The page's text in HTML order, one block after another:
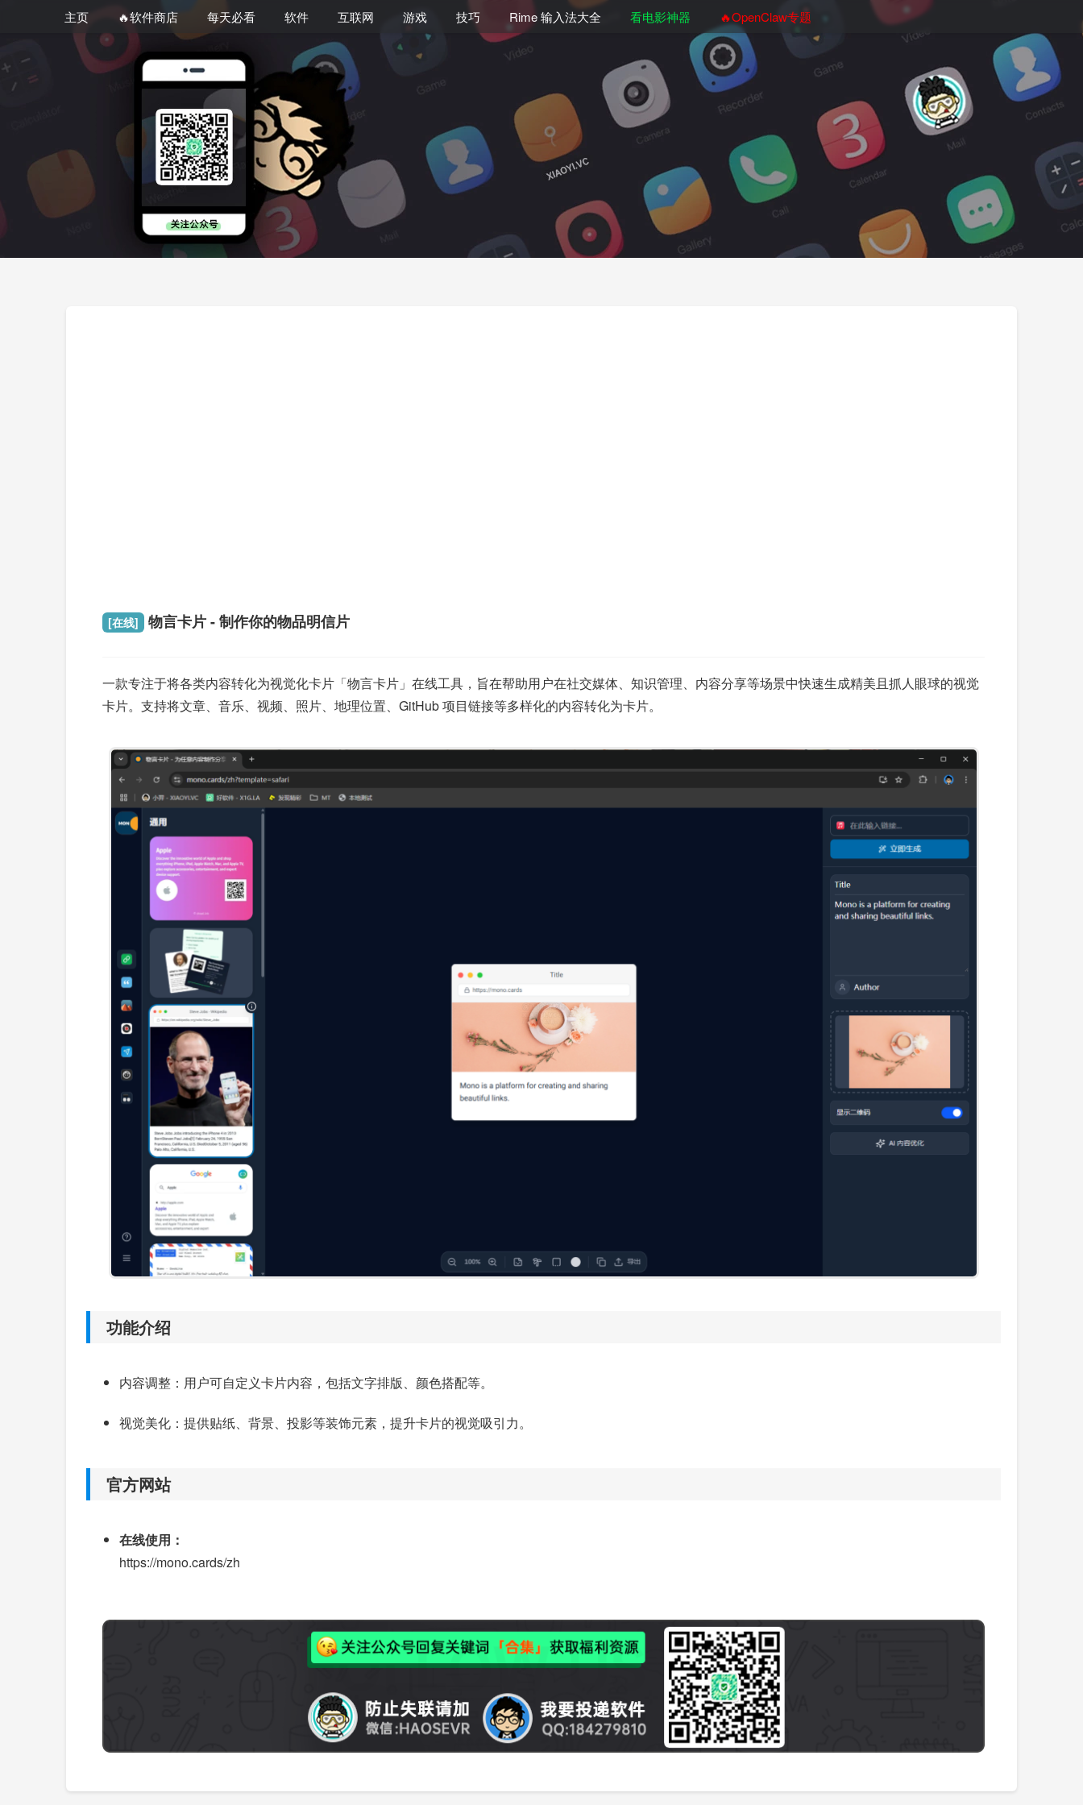
主页 🔥软件商店 每天必看 软件 互联网 游戏 技巧 Rime 输入法大全 看电影神器 🔥OpenClaw专题
[在线] 物言卡片 - 制作你的物品明信片
一款专注于将各类内容转化为视觉化卡片「物言卡片」在线工具，旨在帮助用户在社交媒体、知识管理、内容分享等场景中快速生成精美且抓人眼球的视觉
卡片。支持将文章、音乐、视频、照片、地理位置、GitHub 项目链接等多样化的内容转化为卡片。
功能介绍
内容调整：用户可自定义卡片内容，包括文字排版、颜色搭配等。
视觉美化：提供贴纸、背景、投影等装饰元素，提升卡片的视觉吸引力。
官方网站
在线使用：
https://mono.cards/zh